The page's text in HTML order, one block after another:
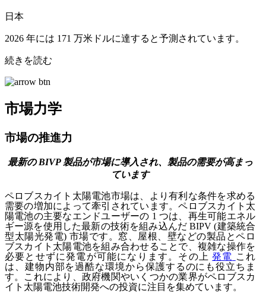
日本
2026 年には 171 万米ドルに達すると予測されています。
続きを読む
市場力学
市場の推進力
最新の BIVP 製品が市場に導入され、製品の需要が高まっ
ています
ペロブスカイト太陽電池市場は、より有利な条件を求める
需要の増加によって牽引されています。ペロブスカイト太
陽電池の主要なエンドユーザーの 1 つは、再生可能エネル
ギー源を使用した最新の技術を組み込んだ BIPV (建築統合
型太陽光発電) 市場です。窓、屋根、壁などの製品とペロ
ブスカイト太陽電池を組み合わせることで、複雑な操作を
必要とせずに発電が可能になります。その上 発電 これ
は、建物内部を過酷な環境から保護するのにも役立ちま
す。これにより、政府機関やいくつかの業界がペロブスカ
イト太陽電池技術開発への投資に注目を集めています。